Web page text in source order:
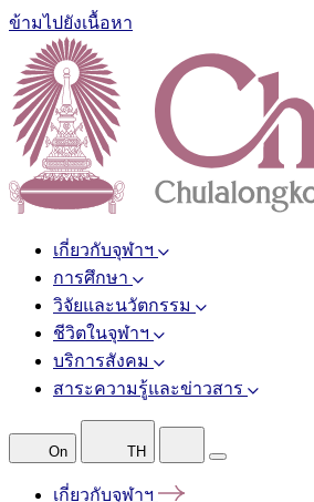
ข้ามไปยังเนื้อหา
เกี่ยวกับจุฬาฯ
การศึกษา
วิจัยและนวัตกรรม
ชีวิตในจุฬาฯ
บริการสังคม
สาระความรู้และข่าวสาร
On TH
เกี่ยวกับจุฬาฯ